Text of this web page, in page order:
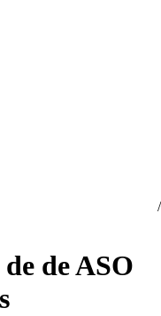
de ASO